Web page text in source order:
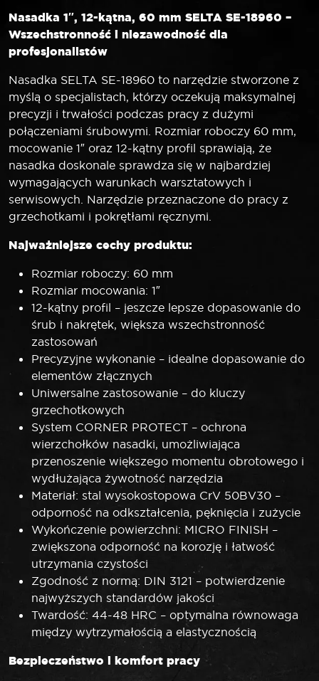
Nasadka 1″, 12-kątna, 60 mm SELTA SE-18960 –
Wszechstronność i niezawodność dla
profesjonalistów
Nasadka SELTA SE-18960 to narzędzie stworzone z
myślą o specjalistach, którzy oczekują maksymalnej
precyzji i trwałości podczas pracy z dużymi
połączeniami śrubowymi. Rozmiar roboczy 60 mm,
mocowanie 1″ oraz 12-kątny profil sprawiają, że
nasadka doskonale sprawdza się w najbardziej
wymagających warunkach warsztatowych i
serwisowych. Narzędzie przeznaczone do pracy z
grzechotkami i pokrętłami ręcznymi.
Najważniejsze cechy produktu:
Rozmiar roboczy: 60 mm
Rozmiar mocowania: 1″
12-kątny profil – jeszcze lepsze dopasowanie do
śrub i nakrętek, większa wszechstronność
zastosowań
Precyzyjne wykonanie – idealne dopasowanie do
elementów złącznych
Uniwersalne zastosowanie – do kluczy
grzechotkowych
System CORNER PROTECT – ochrona
wierzchołków nasadki, umożliwiająca
przenoszenie większego momentu obrotowego i
wydłużająca żywotność narzędzia
Materiał: stal wysokostopowa CrV 50BV30 –
odporność na odkształcenia, pęknięcia i zużycie
Wykończenie powierzchni: MICRO FINISH –
zwiększona odporność na korozję i łatwość
utrzymania czystości
Zgodność z normą: DIN 3121 – potwierdzenie
najwyższych standardów jakości
Twardość: 44-48 HRC – optymalna równowaga
między wytrzymałością a elastycznością
Bezpieczeństwo i komfort pracy